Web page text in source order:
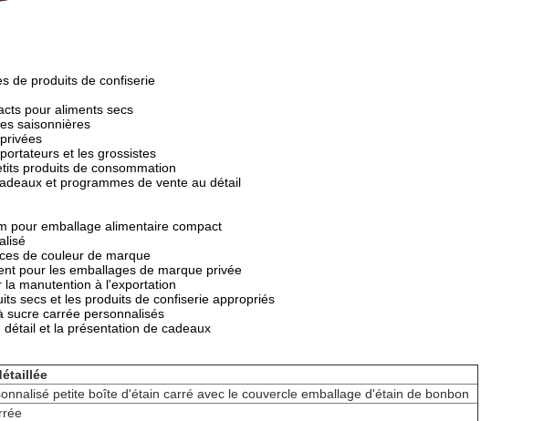
de produits de confiserie
pour aliments secs
saisonnières
et les grossistes
produits de consommation
et programmes de vente au détail
pour emballage alimentaire compact
de couleur de marque
pour les emballages de marque privée
manutention à l'exportation
secs et les produits de confiserie appropriés
sucre carrée personnalisés
et la présentation de cadeaux
petite boîte d'étain carré avec le couvercle emballage d'étain de bonbon